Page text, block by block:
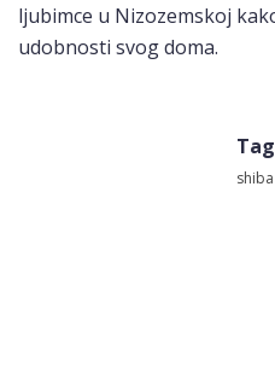
ljubimce u Nizozemskoj
udobnosti svog doma.